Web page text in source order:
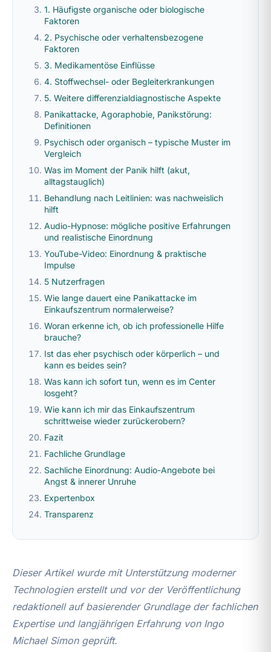
1. Häufigste organische oder biologische
Faktoren
2. Psychische oder verhaltensbezogene
Faktoren
3. Medikamentöse Einflüsse
4. Stoffwechsel- oder Begleiterkrankungen
5. Weitere differenzialdiagnostische Aspekte
Panikattacke, Agoraphobie, Panikstörung:
Definitionen
Psychisch oder organisch – typische Muster im
Vergleich
Was im Moment der Panik hilft (akut,
alltagstauglich)
Behandlung nach Leitlinien: was nachweislich
hilft
Audio-Hypnose: mögliche positive Erfahrungen
und realistische Einordnung
YouTube-Video: Einordnung & praktische
Impulse
5 Nutzerfragen
Wie lange dauert eine Panikattacke im
Einkaufszentrum normalerweise?
Woran erkenne ich, ob ich professionelle Hilfe
brauche?
Ist das eher psychisch oder körperlich – und
kann es beides sein?
Was kann ich sofort tun, wenn es im Center
losgeht?
Wie kann ich mir das Einkaufszentrum
schrittweise wieder zurückerobern?
Fazit
Fachliche Grundlage
Sachliche Einordnung: Audio-Angebote bei
Angst & innerer Unruhe
Expertenbox
Transparenz
Dieser Artikel wurde mit Unterstützung moderner
Technologien erstellt und vor der Veröffentlichung
redaktionell auf basierender Grundlage der fachlichen
Expertise und langjährigen Erfahrung von Ingo
Michael Simon geprüft.